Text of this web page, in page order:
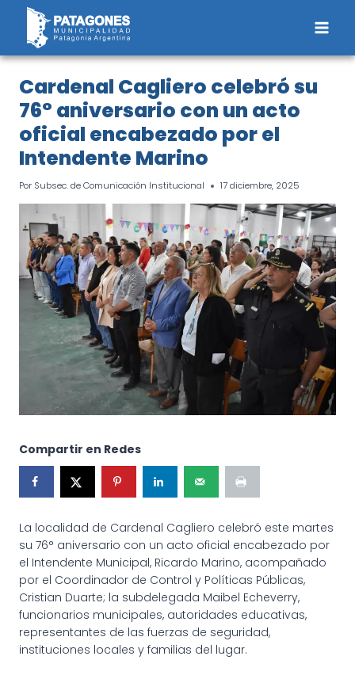
Saltar
contenido
Cardenal Cagliero celebró su
76° aniversario con un acto
oficial encabezado por el
Intendente Marino
Por Subsec. de Comunicación Institucional 17 diciembre, 2025
Compartir en Redes
La localidad de Cardenal Cagliero celebró este martes
su 76° aniversario con un acto oficial encabezado por
el Intendente Municipal, Ricardo Marino, acompañado
por el Coordinador de Control y Políticas Públicas,
Cristian Duarte; la subdelegada Maibel Echeverry,
funcionarios municipales, autoridades educativas,
representantes de las fuerzas de seguridad,
instituciones locales y familias del lugar.